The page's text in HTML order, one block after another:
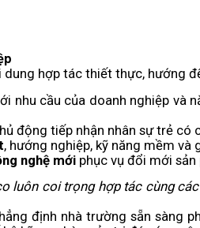
hợp tác thiết thực, hướng
nhu cầu của doanh nghiệp và
động tiếp nhận nhân sự trẻ có
, hướng nghiệp, kỹ năng mềm và
nghệ mới phục vụ đổi mới
luôn coi trọng hợp tác cùng
định nhà trường sẵn sàng